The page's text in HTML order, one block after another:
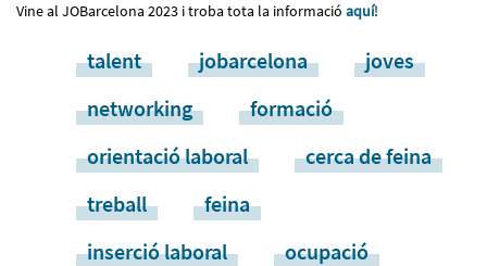
Vine al JOBarcelona 2023 i troba tota la informació aquí!
talent jobarcelona
joves
networking
formació
orientació laboral
cerca de feina
treball
feina
inserció laboral
ocupació